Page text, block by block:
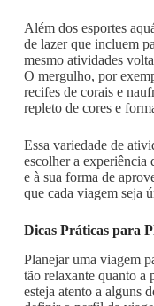
Além dos esportes
de lazer que incluem
mesmo atividades
O mergulho, por
recifes de corais e
repleto de cores e
Essa variedade de
escolher a experiência
e à sua forma de
que cada viagem seja
Dicas Práticas para
Planejar uma viagem
tão relaxante quanto a
esteja atento a alguns